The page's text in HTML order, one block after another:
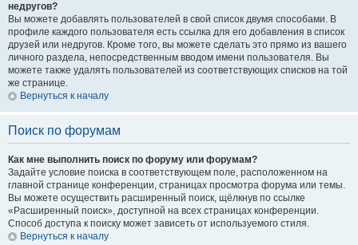
недругов?
Вы можете добавлять пользователей в свой список двумя способами. В
профиле каждого пользователя есть ссылка для его добавления в список
друзей или недругов. Кроме того, вы можете сделать это прямо из вашего
личного раздела, непосредственным вводом имени пользователя. Вы
можете также удалять пользователей из соответствующих списков на той
же странице.
Вернуться к началу
Поиск по форумам
Как мне выполнить поиск по форуму или форумам?
Задайте условие поиска в соответствующем поле, расположенном на
главной странице конференции, страницах просмотра форума или темы.
Вы можете осуществить расширенный поиск, щёлкнув по ссылке
«Расширенный поиск», доступной на всех страницах конференции.
Способ доступа к поиску может зависеть от используемого стиля.
Вернуться к началу